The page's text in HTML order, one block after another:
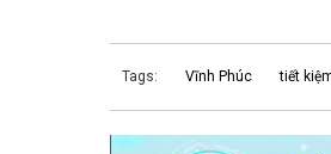
Tags: Vĩnh Phúc tiết